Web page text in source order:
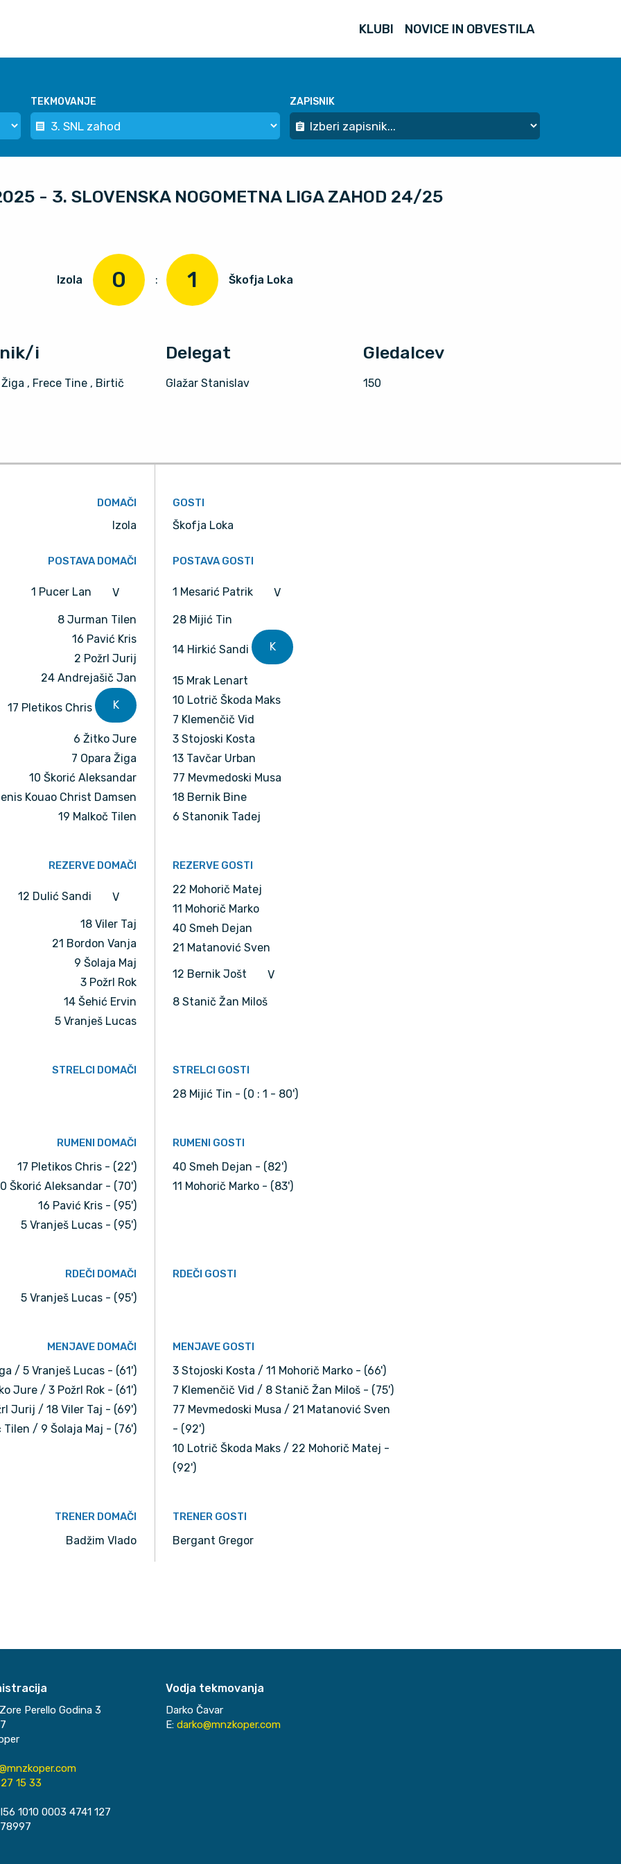
KLUBI NOVICE IN OBVESTILA
TEKMOVANJE ZAPISNIK
- 3. SLOVENSKA NOGOMETNA LIGA ZAHOD 24/25
Izola 0 : 1 Škofja Loka
i
, Frece Tine , Birtič
Delegat
Glažar Stanislav
Gledalcev
150
DOMAČI
Izola
GOSTI
Škofja Loka
POSTAVA DOMAČI
1 Pucer Lan V
8 Jurman Tilen
16 Pavić Kris
2 Požrl Jurij
24 Andrejašič Jan
17 Pletikos Chris K
6 Žitko Jure
7 Opara Žiga
10 Škorić Aleksandar
Kouao Christ Damsen
19 Malkoč Tilen
POSTAVA GOSTI
1 Mesarić Patrik V
28 Mijić Tin
14 Hirkić Sandi K
15 Mrak Lenart
10 Lotrič Škoda Maks
7 Klemenčič Vid
3 Stojoski Kosta
13 Tavčar Urban
77 Mevmedoski Musa
18 Bernik Bine
6 Stanonik Tadej
REZERVE DOMAČI
12 Dulić Sandi V
18 Viler Taj
21 Bordon Vanja
9 Šolaja Maj
3 Požrl Rok
14 Šehić Ervin
5 Vranješ Lucas
REZERVE GOSTI
22 Mohorič Matej
11 Mohorič Marko
40 Smeh Dejan
21 Matanović Sven
12 Bernik Jošt V
8 Stanič Žan Miloš
STRELCI DOMAČI STRELCI GOSTI
28 Mijić Tin - (0 : 1 - 80')
RUMENI DOMAČI
17 Pletikos Chris - (22')
Škorić Aleksandar - (70')
16 Pavić Kris - (95')
5 Vranješ Lucas - (95')
RUMENI GOSTI
40 Smeh Dejan - (82')
11 Mohorič Marko - (83')
RDEČI DOMAČI
5 Vranješ Lucas - (95')
RDEČI GOSTI
MENJAVE DOMAČI
/ 5 Vranješ Lucas - (61')
Jure / 3 Požrl Rok - (61')
Jurij / 18 Viler Taj - (69')
Tilen / 9 Šolaja Maj - (76')
MENJAVE GOSTI
3 Stojoski Kosta / 11 Mohorič Marko - (66')
7 Klemenčič Vid / 8 Stanič Žan Miloš - (75')
77 Mevmedoski Musa / 21 Matanović Sven
- (92')
10 Lotrič Škoda Maks / 22 Mohorič Matej -
(92')
TRENER DOMAČI
Badžim Vlado
TRENER GOSTI
Bergant Gregor
Perello Godina 3
15 33
1010 0003 4741 127
Vodja tekmovanja
Darko Čavar
E: darko@mnzkoper.com